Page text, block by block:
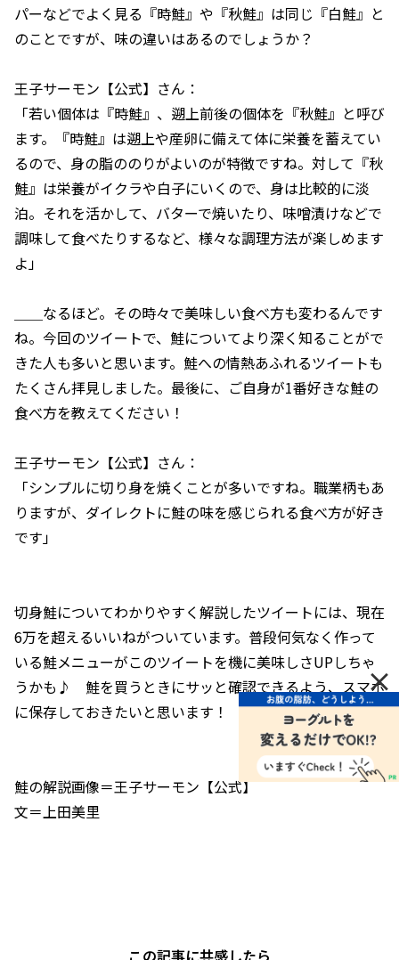
パーなどでよく見る『時鮭』や『秋鮭』は同じ『白鮭』と
のことですが、味の違いはあるのでしょうか？
王子サーモン【公式】さん：
「若い個体は『時鮭』、遡上前後の個体を『秋鮭』と呼び
ます。『時鮭』は遡上や産卵に備えて体に栄養を蓄えてい
るので、身の脂ののりがよいのが特徴ですね。対して『秋
鮭』は栄養がイクラや白子にいくので、身は比較的に淡
泊。それを活かして、バターで焼いたり、味噌漬けなどで
調味して食べたりするなど、様々な調理方法が楽しめます
よ」
＿＿なるほど。その時々で美味しい食べ方も変わるんです
ね。今回のツイートで、鮭についてより深く知ることがで
きた人も多いと思います。鮭への情熱あふれるツイートも
たくさん拝見しました。最後に、ご自身が1番好きな鮭の
食べ方を教えてください！
王子サーモン【公式】さん：
「シンプルに切り身を焼くことが多いですね。職業柄もあ
りますが、ダイレクトに鮭の味を感じられる食べ方が好き
です」
切身鮭についてわかりやすく解説したツイートには、現在
6万を超えるいいねがついています。普段何気なく作って
いる鮭メニューがこのツイートを機に美味しさUPしちゃ
うかも♪ 鮭を買うときにサッと確認できるよう、スマホ
に保存しておきたいと思います！
鮭の解説画像＝王子サーモン【公式】
文＝上田美里
この記事に共感したら
×